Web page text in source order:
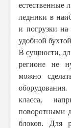
естественные
ледники в
и погрузки на
удобной
В сущности,
регионе не
можно
класса,
поворотными
блоков. Для